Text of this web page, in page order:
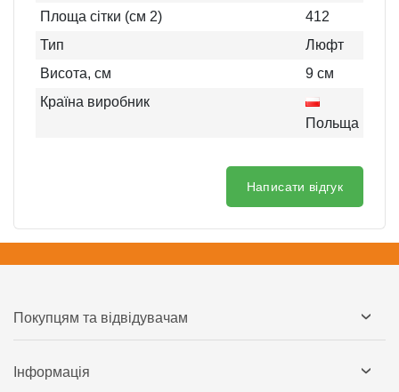
Площа сітки (см 2)
412
Тип
Люфт
Висота, см
9 см
Країна виробник
Польща
Написати відгук
Покупцям та відвідувачам
Інформація